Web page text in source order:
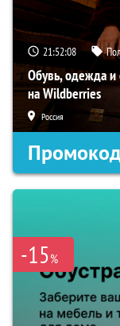
21:52:06
Обувь, одежда и
на Wildberries
Россия
-15%